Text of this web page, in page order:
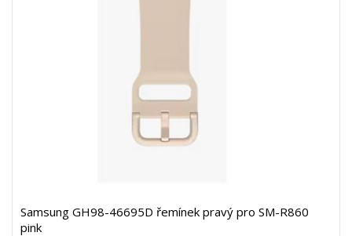
Samsung GH98-46695D řemínek pravý pro SM-R860
pink